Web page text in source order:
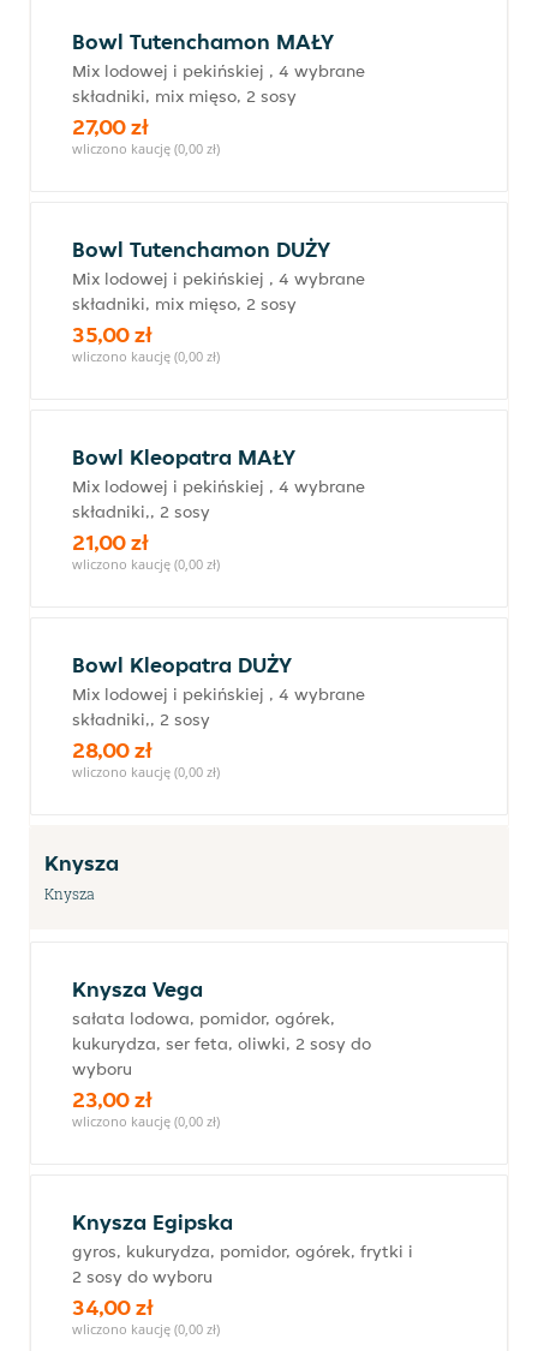
Bowl Tutenchamon MAŁY
Mix lodowej i pekińskiej , 4 wybrane
składniki, mix mięso, 2 sosy
27,00 zł
wliczono kaucję (0,00 zł)
Bowl Tutenchamon DUŻY
Mix lodowej i pekińskiej , 4 wybrane
składniki, mix mięso, 2 sosy
35,00 zł
wliczono kaucję (0,00 zł)
Bowl Kleopatra MAŁY
Mix lodowej i pekińskiej , 4 wybrane
składniki,, 2 sosy
21,00 zł
wliczono kaucję (0,00 zł)
Bowl Kleopatra DUŻY
Mix lodowej i pekińskiej , 4 wybrane
składniki,, 2 sosy
28,00 zł
wliczono kaucję (0,00 zł)
Knysza
Knysza
Knysza Vega
sałata lodowa, pomidor, ogórek,
kukurydza, ser feta, oliwki, 2 sosy do
wyboru
23,00 zł
wliczono kaucję (0,00 zł)
Knysza Egipska
gyros, kukurydza, pomidor, ogórek, frytki i
2 sosy do wyboru
34,00 zł
wliczono kaucję (0,00 zł)